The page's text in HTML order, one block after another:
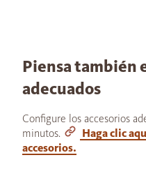
Piensa también
adecuados
Configure los accesorios
minutos.
Haga clic
accesorios.